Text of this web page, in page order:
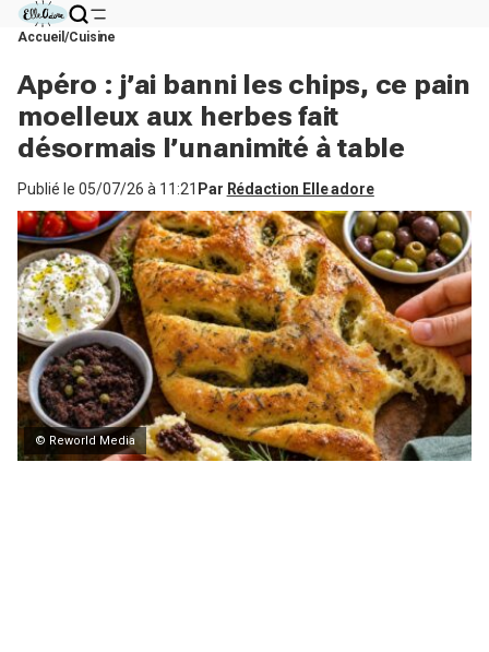
Accueil Cuisine
Apéro : j’ai banni les chips, ce pain
moelleux aux herbes fait
désormais l’unanimité à table
Publié le 05/07/26 à 11:21 Par Rédaction Elle adore
© Reworld Media